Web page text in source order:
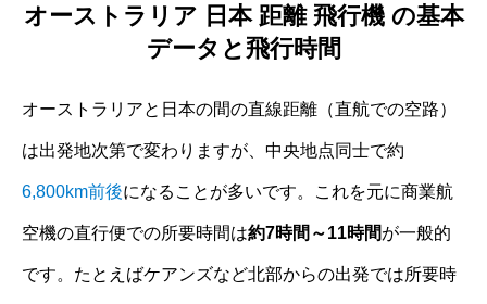
オーストラリア 日本 距離 飛行機 の基本
データと飛行時間
オーストラリアと日本の間の直線距離（直航での空路）
は出発地次第で変わりますが、中央地点同士で約
6,800km前後になることが多いです。これを元に商業航
空機の直行便での所要時間は約7時間～11時間が一般的
です。たとえばケアンズなど北部からの出発では所要時